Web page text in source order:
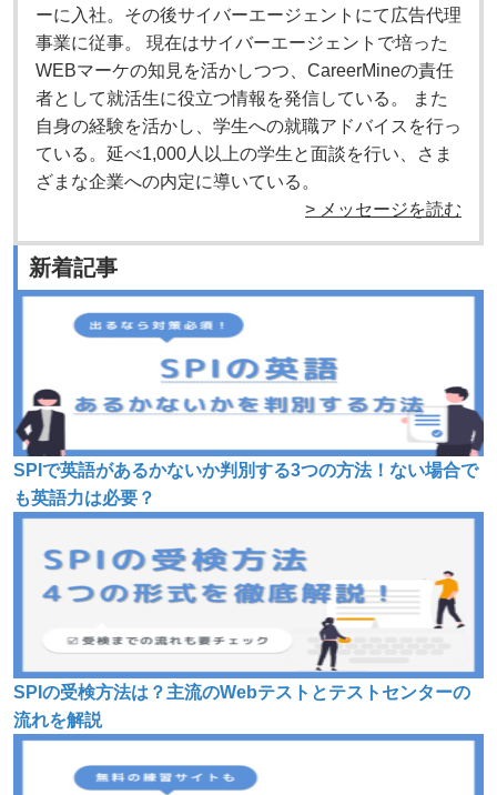
ーに入社。その後サイバーエージェントにて広告代理
事業に従事。 現在はサイバーエージェントで培った
WEBマーケの知見を活かしつつ、CareerMineの責任
者として就活生に役立つ情報を発信している。 また
自身の経験を活かし、学生への就職アドバイスを行っ
ている。延べ1,000人以上の学生と面談を行い、さま
ざまな企業への内定に導いている。
> メッセージを読む
新着記事
SPIで英語があるかないか判別する3つの方法！ない場合で
も英語力は必要？
SPIの受検方法は？主流のWebテストとテストセンターの
流れを解説